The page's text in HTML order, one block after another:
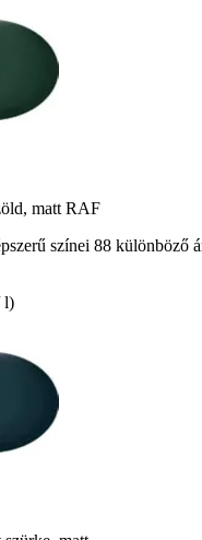
matt RAF
színei 88 különböző
l)